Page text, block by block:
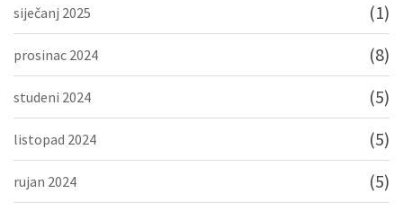
siječanj 2025 (1)
prosinac 2024 (8)
studeni 2024 (5)
listopad 2024 (5)
rujan 2024 (5)